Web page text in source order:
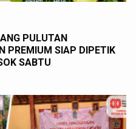
PULUTAN
PREMIUM SIAP DIPETIK
SABTU